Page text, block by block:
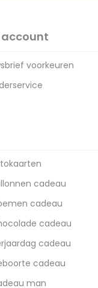
account
voorkeuren
cadeau
cadeau
cadeau
cadeau
cadeau
man